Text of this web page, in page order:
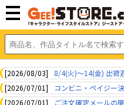
[2026/08/03]
8/4(火)～14(金) 出荷
[2026/07/01]
コンビニ・ペイジー
[2026/07/01]
ご注文確定メールの